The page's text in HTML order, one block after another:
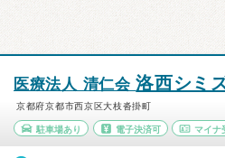
医療法人 清仁会洛西シミ
京都府京都市西京区大枝沓掛町
駐車場あり 電子決済可 マイナ